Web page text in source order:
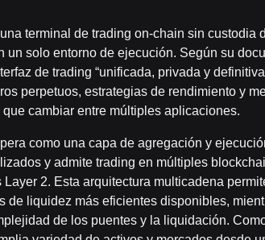
terminal de trading on-chain sin custodia
un solo entorno de ejecución. Según su
de trading “unificada, privada y
perpetuos, estrategias de rendimiento y
que cambiar entre múltiples aplicaciones.
como una capa de agregación y
y admite trading en múltiples
2. Esta arquitectura multicadena
de liquidez más eficientes disponibles,
de los puentes y la liquidación.